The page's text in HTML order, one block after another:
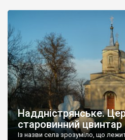
старовинний цвинтар із кам’яними
збереглися, написані
мовою. За всіма традиційними
український. Хрести датуються 19
роках Болган […]
Наддністрянське.
старовинний цвинтар
Із назви села зрозуміло, що